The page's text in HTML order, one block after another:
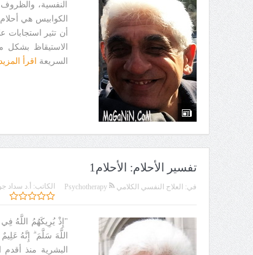
النفسية،
الكوابيس هي
أن تثير استجابات
السريعة
اقرأ
تفسير الأحلام: الأحلام1
الكاتب: أ.د سداد في: العلاج النفسي الكلامي Psychotherapy
"إِذْ يُرِيكَهُمُ اللَّهُ
البشرية منذ